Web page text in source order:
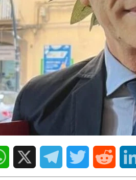
due responsabili.
CRONACA
depressogeni del contesto
X TelegramTwitterReddit